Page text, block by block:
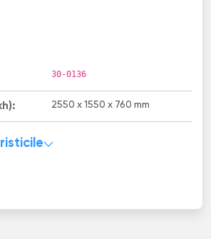
30-0136
2550 x 1550 x 760 mm